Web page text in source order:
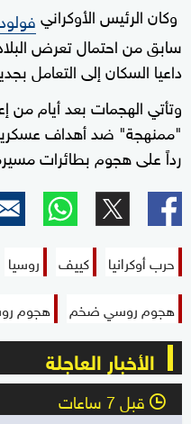
وكان الرئيس الأوكراني
سابق من احتمال تعرض
داعيا السكان إلى التعامل
وتأتي الهجمات بعد أيام
"ممنهجة" ضد أهداف
رداً على هجوم بطائرات
حرب أوكرانيا كييف روسيا
هجوم روسي ضخم
هجوم
الأخبار العاجلة
l قبل 7 ساعات